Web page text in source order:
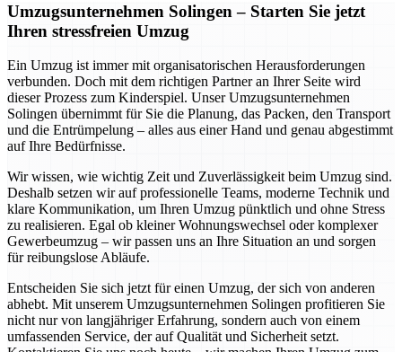
Umzugsunternehmen Solingen – Starten Sie jetzt
Ihren stressfreien Umzug
Ein Umzug ist immer mit organisatorischen Herausforderungen
verbunden. Doch mit dem richtigen Partner an Ihrer Seite wird
dieser Prozess zum Kinderspiel. Unser Umzugsunternehmen
Solingen übernimmt für Sie die Planung, das Packen, den Transport
und die Entrümpelung – alles aus einer Hand und genau abgestimmt
auf Ihre Bedürfnisse.
Wir wissen, wie wichtig Zeit und Zuverlässigkeit beim Umzug sind.
Deshalb setzen wir auf professionelle Teams, moderne Technik und
klare Kommunikation, um Ihren Umzug pünktlich und ohne Stress
zu realisieren. Egal ob kleiner Wohnungswechsel oder komplexer
Gewerbeumzug – wir passen uns an Ihre Situation an und sorgen
für reibungslose Abläufe.
Entscheiden Sie sich jetzt für einen Umzug, der sich von anderen
abhebt. Mit unserem Umzugsunternehmen Solingen profitieren Sie
nicht nur von langjähriger Erfahrung, sondern auch von einem
umfassenden Service, der auf Qualität und Sicherheit setzt.